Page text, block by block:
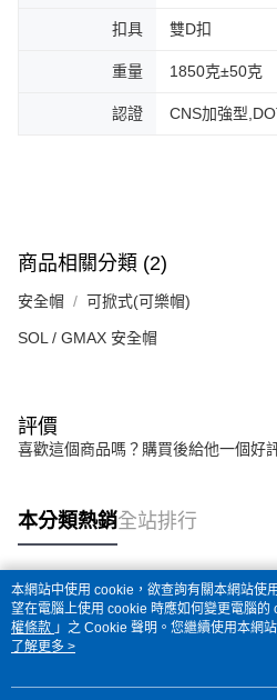
扣具 雙D扣
重量 1850克±50克
認證 CNS加強型
商品相關分類 (2)
安全帽 可掀式(可樂帽)
SOL / GMAX 安全帽
評價
喜歡這個商品嗎？購買後給他一個好
本分類熱銷全站排行
熱門標籤
本網站中使用 cookie，欲查詢有關本網站使
望在電腦上使用 cookie 時應如何變更電腦的
權條款 」之 Cookie 聲明。您繼續使用本網
用條款之 Cookie 聲明使用 cookie。
了解更多 >